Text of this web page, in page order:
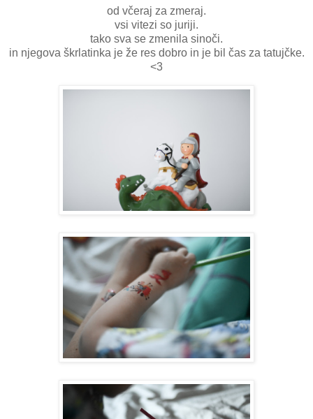
od včeraj za zmeraj.
vsi vitezi so juriji.
tako sva se zmenila sinoči.
in njegova škrlatinka je že res dobro in je bil čas za tatujčke.
<3